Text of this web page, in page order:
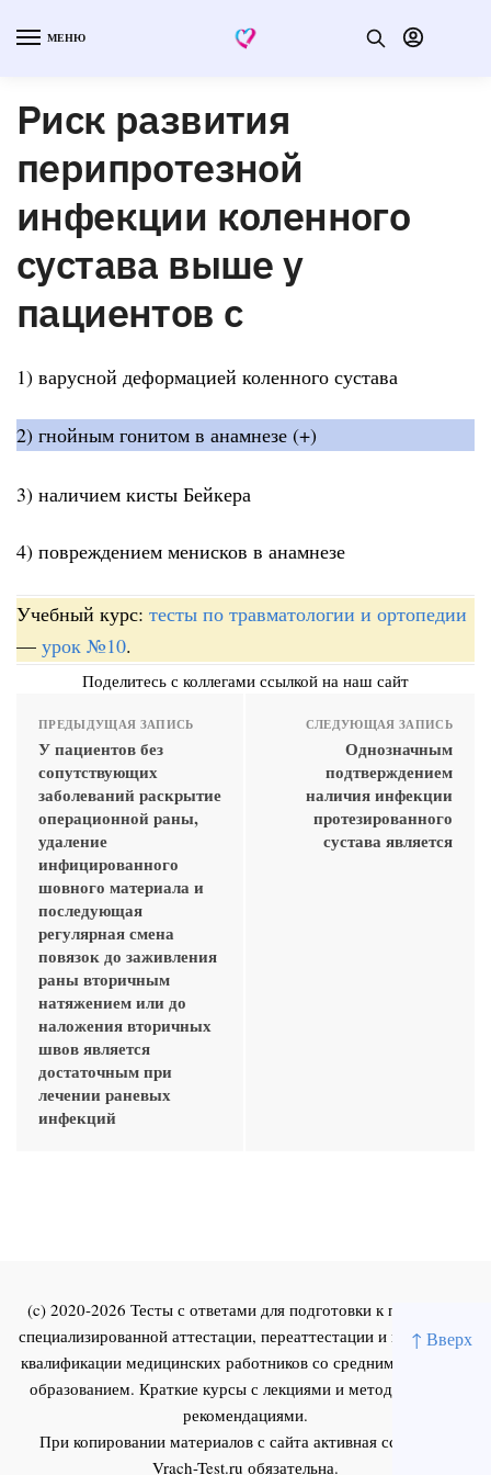
↑ Вверх
МЕНЮ
Риск развития
перипротезной
инфекции коленного
сустава выше у
пациентов с
1) варусной деформацией коленного сустава
2) гнойным гонитом в анамнезе (+)
3) наличием кисты Бейкера
4) повреждением менисков в анамнезе
Учебный курс: тесты по травматологии и ортопедии
— урок №10.
Поделитесь с коллегами ссылкой на наш сайт
ПРЕДЫДУЩАЯ ЗАПИСЬ
У пациентов без
сопутствующих
заболеваний раскрытие
операционной раны,
удаление
инфицированного
шовного материала и
последующая
регулярная смена
повязок до заживления
раны вторичным
натяжением или до
наложения вторичных
швов является
достаточным при
лечении раневых
инфекций
СЛЕДУЮЩАЯ ЗАПИСЬ
Однозначным
подтверждением
наличия инфекции
протезированного
сустава является
(c) 2020-2026 Тесты с ответами для подготовки к первичной
специализированной аттестации, переаттестации и повышения
квалификации медицинских работников со средним и высшим
образованием. Краткие курсы с лекциями и методическими
рекомендациями.
При копировании материалов с сайта активная ссылка на
Vrach-Test.ru обязательна.